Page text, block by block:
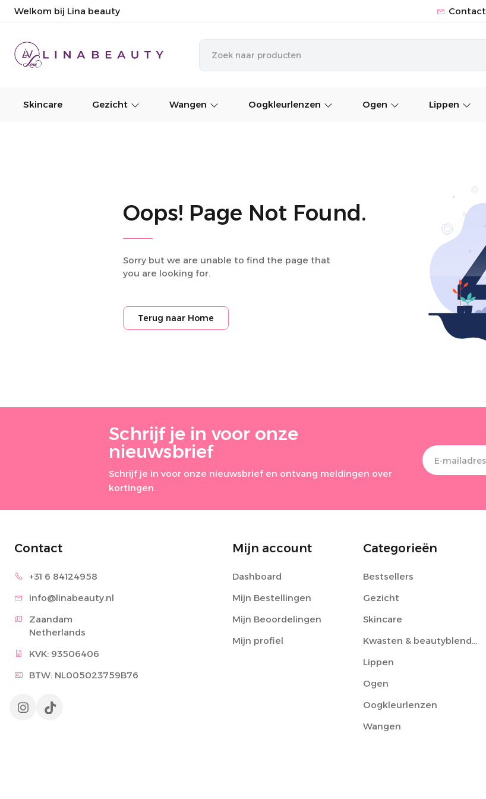
Welkom bij Lina beauty Contact
Skincare Gezicht Wangen Oogkleurlenzen Ogen Lippen
Oops! Page Not Found.
Sorry but we are unable to find the page that
you are looking for.
Terug naar Home
Schrijf je in voor onze
nieuwsbrief
Schrijf je in voor onze nieuwsbrief en ontvang meldingen over
kortingen.
Contact
+31 6 84124958
info@linabeauty.nl
Zaandam
Netherlands
KVK: 93506406
BTW: NL005023759B76
Mijn account
Dashboard
Mijn Bestellingen
Mijn Beoordelingen
Mijn profiel
Categorieën
Bestsellers
Gezicht
Skincare
Kwasten & beautyblenders
Lippen
Ogen
Oogkleurlenzen
Wangen